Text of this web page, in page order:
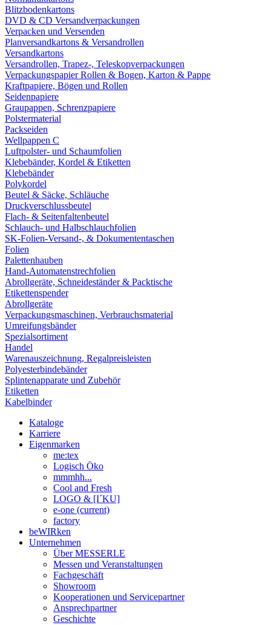
Blitzbodenkartons
DVD & CD Versandverpackungen
Verpacken und Versenden
Planversandkartons & Versandrollen
Versandkartons
Versandrollen, Trapez-, Teleskopverpackungen
Verpackungspapier Rollen & Bogen, Karton & Pappe
Kraftpapiere, Bögen und Rollen
Seidenpapiere
Graupappen, Schrenzpapiere
Polstermaterial
Packseiden
Wellpappen C
Luftpolster- und Schaumfolien
Klebebänder, Kordel & Etiketten
Klebebänder
Polykordel
Beutel & Säcke, Schläuche
Druckverschlussbeutel
Flach- & Seitenfaltenbeutel
Schlauch- und Halbschlauchfolien
SK-Folien-Versand-, & Dokumententaschen
Folien
Palettenhauben
Hand-Automatenstrechfolien
Abrollgeräte, Schneideständer & Packtische
Etikettenspender
Abrollgeräte
Verpackungsmaschinen, Verbrauchsmaterial
Umreifungsbänder
Spezialsortiment
Handel
Warenauszeichnung, Regalpreisleisten
Polyesterbindebänder
Splintenapparate und Zubehör
Etiketten
Kabelbinder
Kataloge
Karriere
Eigenmarken
me:tex
Logisch Öko
mmmhh...
Cool and Fresh
LOGO & [I´KU]
e-one (current)
factory
beWIRken
Unternehmen
Über MESSERLE
Messen und Veranstaltungen
Fachgeschäft
Showroom
Kooperationen und Servicepartner
Ansprechpartner
Geschichte